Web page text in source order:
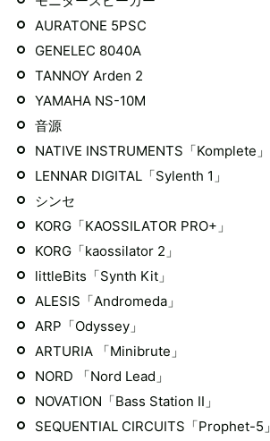
AURATONE 5PSC
GENELEC 8040A
TANNOY Arden 2
YAMAHA NS-10M
音源
NATIVE INSTRUMENTS「Komplete」
LENNAR DIGITAL「Sylenth 1」
シンセ
KORG「KAOSSILATOR PRO+」
KORG「kaossilator 2」
littleBits「Synth Kit」
ALESIS「Andromeda」
ARP「Odyssey」
ARTURIA 「Minibrute」
NORD 「Nord Lead」
NOVATION「Bass Station II」
SEQUENTIAL CIRCUITS「Prophet-5」